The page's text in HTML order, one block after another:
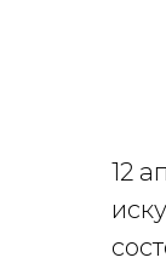
12